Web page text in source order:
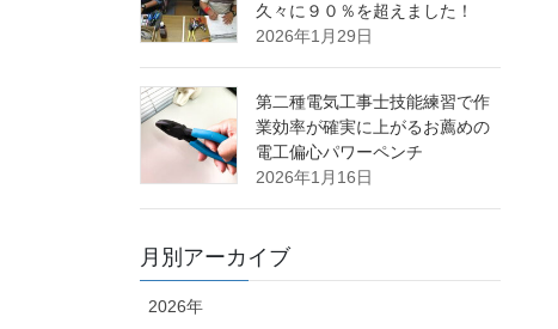
久々に９０％を超えました！
2026年1月29日
第二種電気工事士技能練習で作
業効率が確実に上がるお薦めの
電工偏心パワーペンチ
2026年1月16日
月別アーカイブ
2026年